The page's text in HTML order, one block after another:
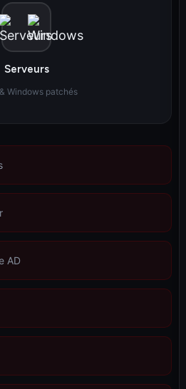
Serveurs
Windows patchés
AD